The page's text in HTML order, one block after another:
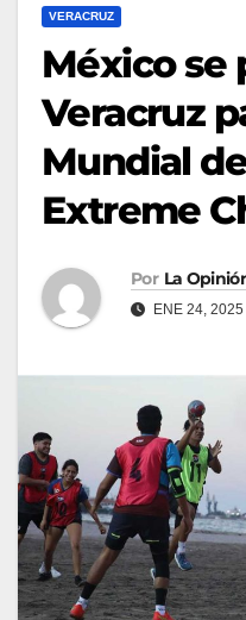
VERACRUZ
México se
Veracruz
Mundial
Extreme
Por La
ENE 24, 2025